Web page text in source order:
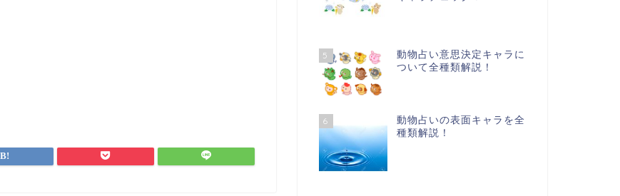
5
動物占い意思決定キャラに
ついて全種類解説！
6
動物占いの表面キャラを全
種類解説！